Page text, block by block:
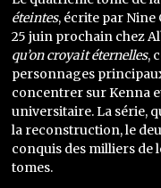
éteintes, écrite par
25 juin prochain chez
qu’on croyait éternelles,
personnages
concentrer sur Kenna
universitaire. La série,
la reconstruction, le
conquis des milliers de
tomes.